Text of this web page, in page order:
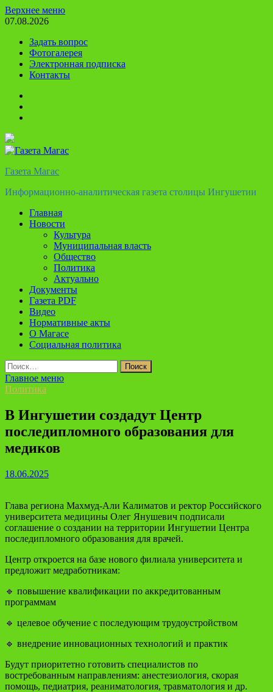
Перейти
к
Верхнее меню
07.08.2026
Задать вопрос
Фотогалерея
Электронная подписка
Контакты
Газета Магас
Информационно-аналитическая газета столицы Ингушетии
Главная
Новости
Культура
Муниципальная власть
Общество
Политика
Актуально
Документы
Газета PDF
Видео
Нормативные акты
О Магасе
Социальная политика
Найти:
Главное меню
Политика
В Ингушетии создадут Центр
последипломного образования для
медиков
18.06.2025
Глава региона Махмуд-Али Калиматов и ректор Российского
университета медицины Олег Янушевич подписали
соглашение о создании на территории Ингушетии Центра
последипломного образования для врачей.
Центр откроется на базе нового филиала университета и
предложит медработникам:
🔹 повышение квалификации по аккредитованным
программам
🔹 целевое обучение с последующим трудоустройством
🔹 внедрение инновационных технологий и практик
Будут приоритетно готовить специалистов по
востребованным направлениям: анестезиология, скорая
помощь, педиатрия, реаниматология, травматология и др.